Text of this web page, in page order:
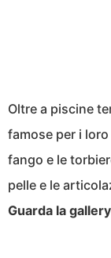
Oltre a piscine
famose per i
fango e le
pelle e le
Guarda la